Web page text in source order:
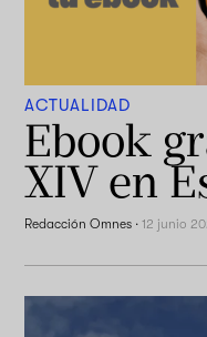
ACTUALIDAD
Ebook
XIV en
Redacción Omnes ·12 junio